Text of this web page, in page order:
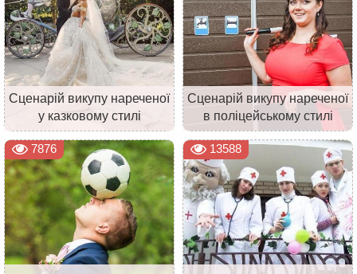
Сценарій викупу нареченої
у казковому стилі
Сценарій викупу нареченої
в поліцейському стилі
7876 13588